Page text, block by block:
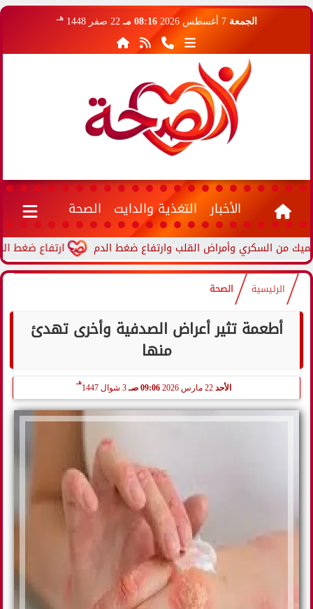
الجمعة 7 أغسطس 2026 08:16 مـ 22 صفر 1448 هـ
الأخبار التغذية والدايت الصحة
ارتفاع ضغط الدم
الرئيسية الصحة
أطعمة تثير أعراض الصدفية وأخرى تهدئ
منها
الأحد 09:06 صـ 3 شوال 1447
هـ